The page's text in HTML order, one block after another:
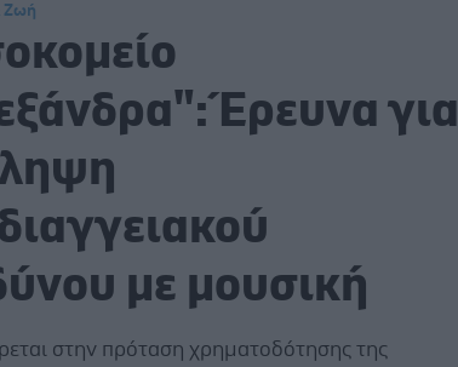
Ζωή
Έρευνα για
με μουσική
στην πρόταση χρηματοδότησης της